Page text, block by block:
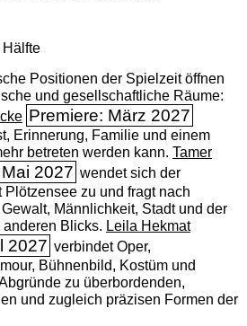
Positionen der Spielzeit öffnen
und gesellschaftliche Räume:
Premiere: März 2027
Erinnerung, Familie und einem
betreten werden kann. Tamer
2027 wendet sich der
zu und fragt nach
Männlichkeit, Stadt und der
Blicks. Leila Hekmat
2027 verbindet Oper,
Bühnenbild, Kostüm und
zu überbordenden,
und zugleich präzisen Formen der